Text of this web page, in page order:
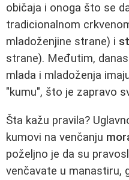
običaja i onoga što se
tradicionalnom
mladoženjine strane) i
strane). Međutim,
mlada i mladoženja
"kumu", što je zapravo
Šta kažu pravila?
kumovi na venčanju
poželjno je da su
venčavate u manastiru,